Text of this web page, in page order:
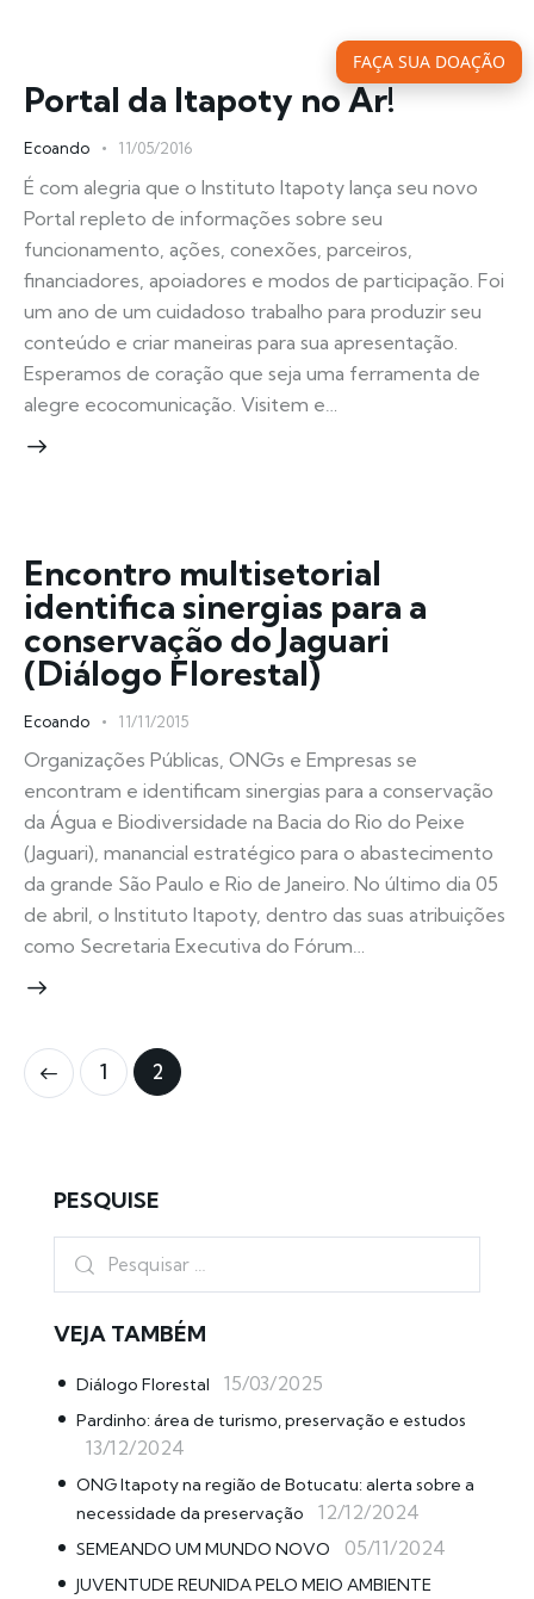
Portal da Itapoty no Ar!
Ecoando 11/05/2016
É com alegria que o Instituto Itapoty lança seu novo
Portal repleto de informações sobre seu
funcionamento, ações, conexões, parceiros,
financiadores, apoiadores e modos de participação. Foi
um ano de um cuidadoso trabalho para produzir seu
conteúdo e criar maneiras para sua apresentação.
Esperamos de coração que seja uma ferramenta de
alegre ecocomunicação. Visitem e…
Encontro multisetorial
identifica sinergias para a
conservação do Jaguari
(Diálogo Florestal)
Ecoando 11/11/2015
Organizações Públicas, ONGs e Empresas se
encontram e identificam sinergias para a conservação
da Água e Biodiversidade na Bacia do Rio do Peixe
(Jaguari), manancial estratégico para o abastecimento
da grande São Paulo e Rio de Janeiro. No último dia 05
de abril, o Instituto Itapoty, dentro das suas atribuições
como Secretaria Executiva do Fórum…
1 2
PESQUISE
VEJA TAMBÉM
Diálogo Florestal 15/03/2025
Pardinho: área de turismo, preservação e estudos
13/12/2024
ONG Itapoty na região de Botucatu: alerta sobre a
necessidade da preservação
12/12/2024
SEMEANDO UM MUNDO NOVO 05/11/2024
JUVENTUDE REUNIDA PELO MEIO AMBIENTE
FAÇA SUA DOAÇÃO